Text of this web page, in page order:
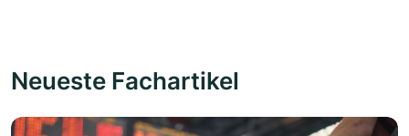
Neueste Fachartikel